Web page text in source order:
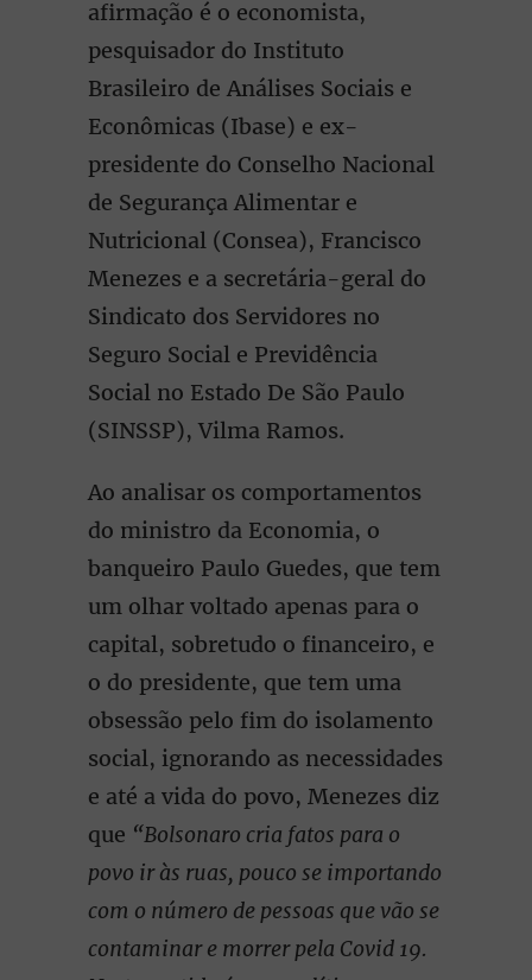
afirmação é o economista,
pesquisador do Instituto
Brasileiro de Análises Sociais e
Econômicas (Ibase) e ex-
presidente do Conselho Nacional
de Segurança Alimentar e
Nutricional (Consea), Francisco
Menezes e a secretária-geral do
Sindicato dos Servidores no
Seguro Social e Previdência
Social no Estado De São Paulo
(SINSSP), Vilma Ramos.
Ao analisar os comportamentos
do ministro da Economia, o
banqueiro Paulo Guedes, que tem
um olhar voltado apenas para o
capital, sobretudo o financeiro, e
o do presidente, que tem uma
obsessão pelo fim do isolamento
social, ignorando as necessidades
e até a vida do povo, Menezes diz
que “Bolsonaro cria fatos para o
povo ir às ruas, pouco se importando
com o número de pessoas que vão se
contaminar e morrer pela Covid 19.